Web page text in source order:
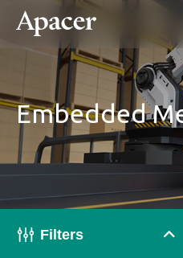
Embedded
Filters